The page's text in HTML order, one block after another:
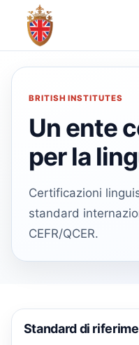
BRITISH INSTITUTES
Un ente
per la
Certificazioni
standard
CEFR/QCER.
Standard di